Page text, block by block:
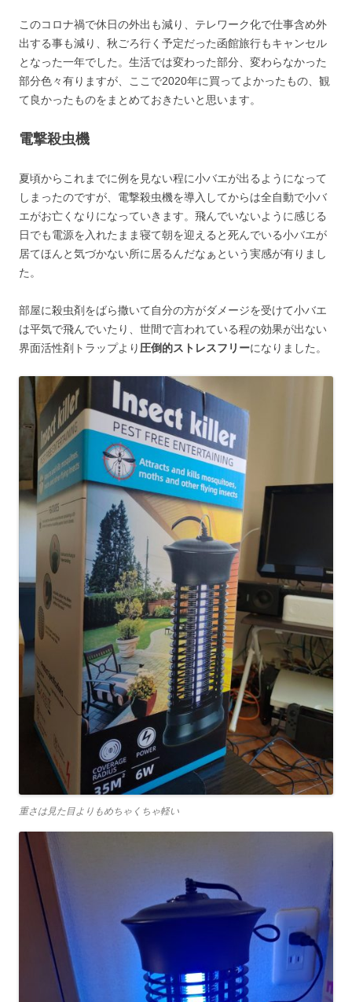
このコロナ禍で休日の外出も減り、テレワーク化で仕事含め外
出する事も減り、秋ごろ行く予定だった函館旅行もキャンセル
となった一年でした。生活では変わった部分、変わらなかった
部分色々有りますが、ここで2020年に買ってよかったもの、観
て良かったものをまとめておきたいと思います。
電撃殺虫機
夏頃からこれまでに例を見ない程に小バエが出るようになって
しまったのですが、電撃殺虫機を導入してからは全自動で小バ
エがお亡くなりになっていきます。飛んでいないように感じる
日でも電源を入れたまま寝て朝を迎えると死んでいる小バエが
居てほんと気づかない所に居るんだなぁという実感が有りまし
た。
部屋に殺虫剤をばら撒いて自分の方がダメージを受けて小バエ
は平気で飛んでいたり、世間で言われている程の効果が出ない
界面活性剤トラップより 圧倒的ストレスフリーになりました。
重さは見た目よりもめちゃくちゃ軽い